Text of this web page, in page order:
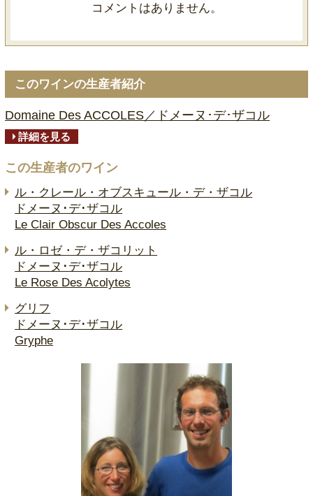
コメントはありません。
このワインの生産者紹介
Domaine Des ACCOLES／ドメーヌ･デ･ザコル
詳細を見る
この生産者のワイン
ル・クレール・オブスキュール・デ・ザコル
ドメーヌ･デ･ザコル
Le Clair Obscur Des Accoles
ル・ロゼ・デ・ザコリット
ドメーヌ･デ･ザコル
Le Rose Des Acolytes
グリフ
ドメーヌ･デ･ザコル
Gryphe